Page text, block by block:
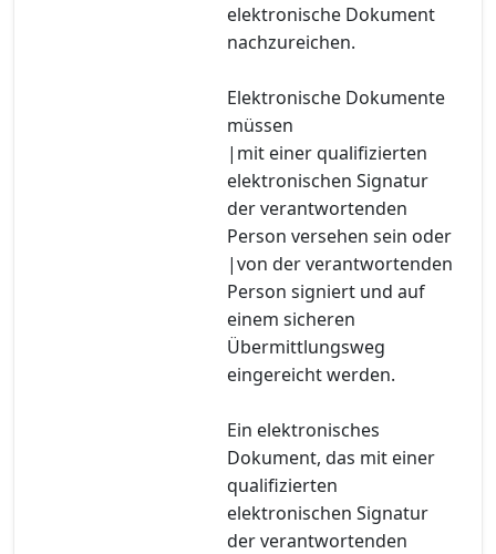
elektronische Dokument
nachzureichen.
Elektronische Dokumente
müssen
|mit einer qualifizierten
elektronischen Signatur
der verantwortenden
Person versehen sein oder
|von der verantwortenden
Person signiert und auf
einem sicheren
Übermittlungsweg
eingereicht werden.
Ein elektronisches
Dokument, das mit einer
qualifizierten
elektronischen Signatur
der verantwortenden